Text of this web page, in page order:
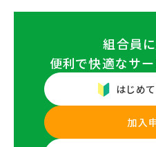
組合員
便利で快適なサー
はじめ
加入